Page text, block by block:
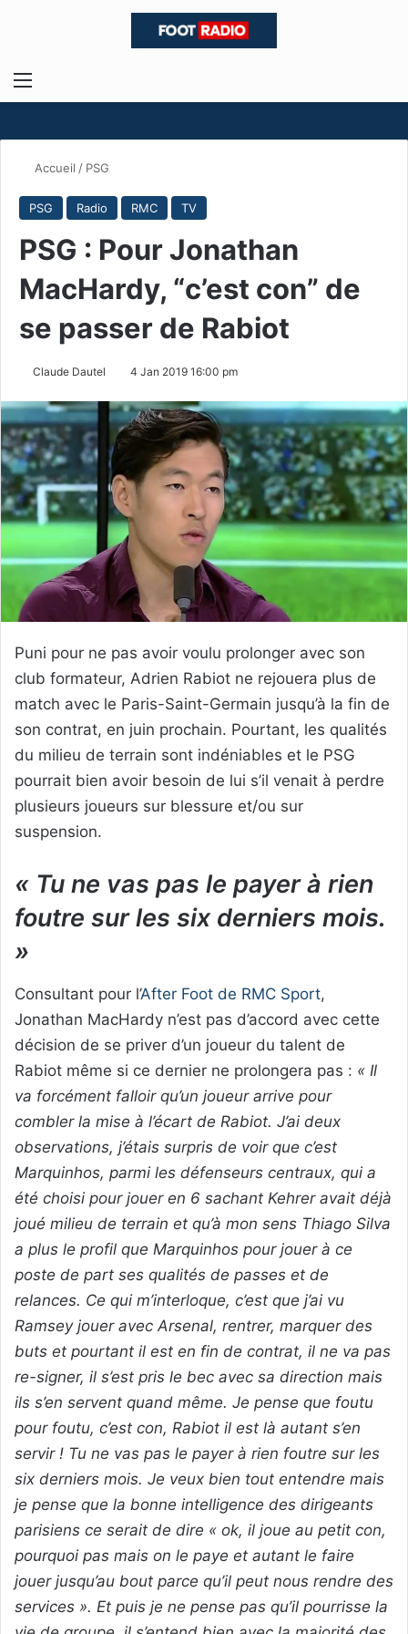
Menu
Accueil / PSG
PSG Radio RMC TV
PSG : Pour Jonathan
MacHardy, “c’est con” de
se passer de Rabiot
Claude Dautel 4 Jan 2019 16:00 pm
Puni pour ne pas avoir voulu prolonger avec son
club formateur, Adrien Rabiot ne rejouera plus de
match avec le Paris-Saint-Germain jusqu’à la fin de
son contrat, en juin prochain. Pourtant, les qualités
du milieu de terrain sont indéniables et le PSG
pourrait bien avoir besoin de lui s’il venait à perdre
plusieurs joueurs sur blessure et/ou sur
suspension.
« Tu ne vas pas le payer à rien
foutre sur les six derniers mois.
»
Consultant pour l’After Foot de RMC Sport,
Jonathan MacHardy n’est pas d’accord avec cette
décision de se priver d’un joueur du talent de
Rabiot même si ce dernier ne prolongera pas : « Il
va forcément falloir qu’un joueur arrive pour
combler la mise à l’écart de Rabiot. J’ai deux
observations, j’étais surpris de voir que c’est
Marquinhos, parmi les défenseurs centraux, qui a
été choisi pour jouer en 6 sachant Kehrer avait déjà
joué milieu de terrain et qu’à mon sens Thiago Silva
a plus le profil que Marquinhos pour jouer à ce
poste de part ses qualités de passes et de
relances. Ce qui m’interloque, c’est que j’ai vu
Ramsey jouer avec Arsenal, rentrer, marquer des
buts et pourtant il est en fin de contrat, il ne va pas
re-signer, il s’est pris le bec avec sa direction mais
ils s’en servent quand même. Je pense que foutu
pour foutu, c’est con, Rabiot il est là autant s’en
servir ! Tu ne vas pas le payer à rien foutre sur les
six derniers mois. Je veux bien tout entendre mais
je pense que la bonne intelligence des dirigeants
parisiens ce serait de dire « ok, il joue au petit con,
pourquoi pas mais on le paye et autant le faire
jouer jusqu’au bout parce qu’il peut nous rendre des
services ». Et puis je ne pense pas qu’il pourrisse la